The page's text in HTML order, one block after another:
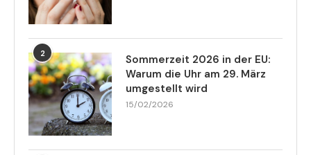
2
Sommerzeit 2026 in der EU:
Warum die Uhr am 29. März
umgestellt wird
15/02/2026